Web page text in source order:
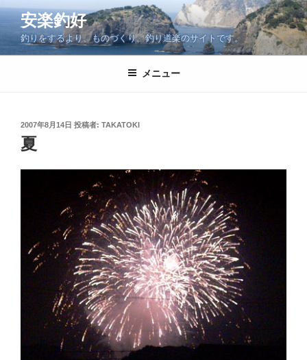
コ
ン
ン
安楽釣好
釣りをするより、ものづくり。釣り道楽のサイトです。
メニュー
投
稿
日:
2007年8月14日 投稿者: TAKATOKI
夏